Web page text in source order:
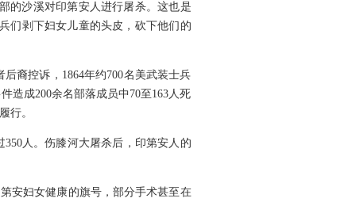
的沙溪对印第安人进行屠杀。这也是
们剥下妇女儿童的头皮，砍下他们的
裔控诉，1864年约700名美武装士兵
造成200余名部落成员中70至163人死
行。
人。伤膝河大屠杀后，印第安人的
安妇女健康的旗号，部分手术甚至在